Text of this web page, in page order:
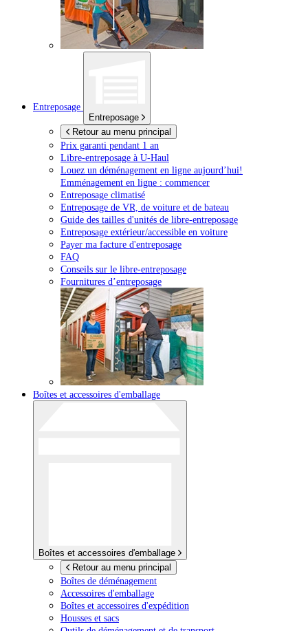
Entreposage
Entreposage
Retour au menu principal
Prix garanti pendant 1 an
Libre-entreposage à U-Haul
Louez un déménagement en ligne aujourd’hui!
Emménagement en ligne : commencer
Entreposage climatisé
Entreposage de VR, de voiture et de bateau
Guide des tailles d'unités de libre-entreposage
Entreposage extérieur/accessible en voiture
Payer ma facture d'entreposage
FAQ
Conseils sur le libre-entreposage
Fournitures d’entreposage
Boîtes et accessoires d'emballage
Boîtes et accessoires d'emballage
Retour au menu principal
Boîtes de déménagement
Accessoires d'emballage
Boîtes et accessoires d'expédition
Housses et sacs